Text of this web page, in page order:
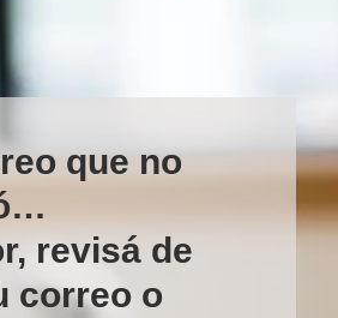
que no
revisá de
correo o